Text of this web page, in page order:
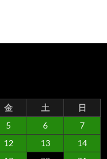
金 土
日
5 6
7
12 13
14